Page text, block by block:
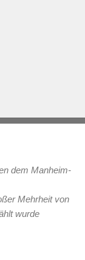
dem Manheim-
Mehrheit von
wurde